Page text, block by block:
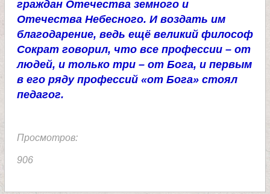
н
и
ы
граждан Отечества земного и
Отечества Небесного. И воздать им
благодарение, ведь ещё великий философ
Сократ говорил, что все профессии – от
людей, и только три – от Бога, и первым
в его ряду профессий «от Бога» стоял
педагог.
Просмотров:
906